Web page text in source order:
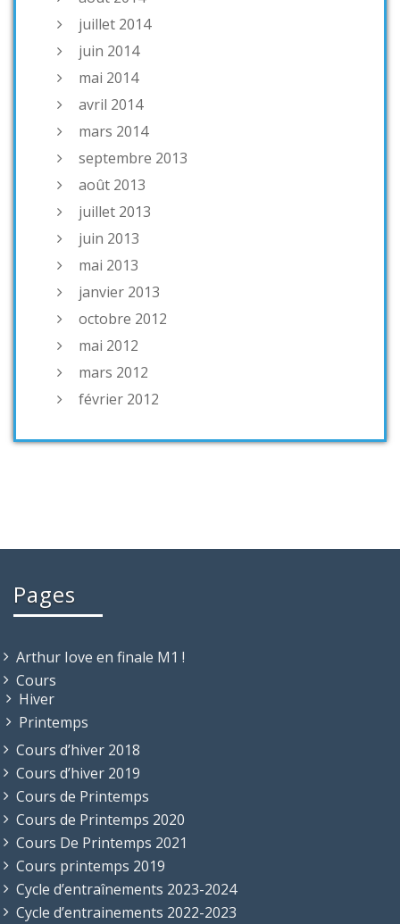
juillet 2014
juin 2014
mai 2014
avril 2014
mars 2014
septembre 2013
août 2013
juillet 2013
juin 2013
mai 2013
janvier 2013
octobre 2012
mai 2012
mars 2012
février 2012
Pages
Arthur Iove en finale M1 !
Cours
Hiver
Printemps
Cours d’hiver 2018
Cours d’hiver 2019
Cours de Printemps
Cours de Printemps 2020
Cours De Printemps 2021
Cours printemps 2019
Cycle d’entraînements 2023-2024
Cycle d’entrainements 2022-2023